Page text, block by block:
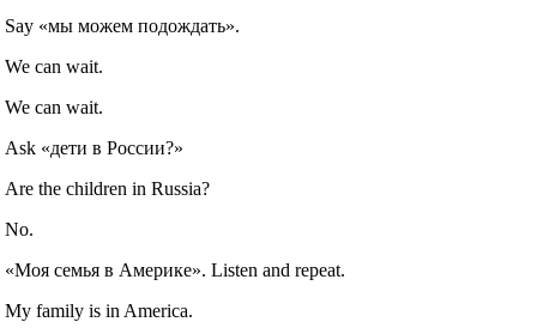
Say «мы можем подождать».
We can wait.
We can wait.
Ask «дети в России?»
Are the children in Russia?
No.
«Моя семья в Америке». Listen and repeat.
My family is in America.